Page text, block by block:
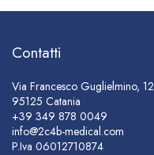
Contatti
Via Francesco Guglielmino, 12
95125 Catania
+39 349 878 0049
info@2c4b-medical.com
P.Iva 06012710874